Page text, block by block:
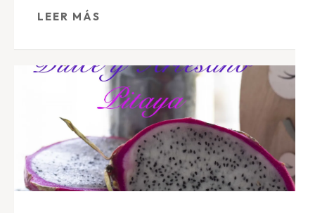
LEER MÁS